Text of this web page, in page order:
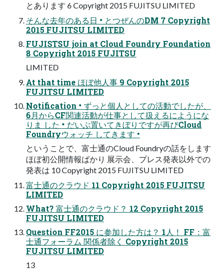
とあります 6 Copyright 2015 FUJITSU LIMITED
そんな去年のある日 • とつぜんのDM 7 Copyright
2015 FUJITSU LIMITED
FUJISTSU join at Cloud Foundry Foundation
8 Copyright 2015 FUJITSU
LIMITED
At that time ほぼ他人事 9 Copyright 2015
FUJITSU LIMITED
Notification • ずっと個人としての活動でしたが、
6月からCF関連活動が仕事として扱えるにようにな
りま した • だいぶ置いてきぼりですが再びCloud
Foundryウォッチ してきます •
ということで、富士通のCloud Foundryの話をします
ほぼ初公開情報ばかり 展示会、プレス発表以外での
発表は 10 Copyright 2015 FUJITSU LIMITED
富士通のクラウド 11 Copyright 2015 FUJITSU
LIMITED
What? 富士通のクラウド？ 12 Copyright 2015
FUJITSU LIMITED
Question FF2015 に参加した方は？ 1人！ FF：富
士通フォーラム 関係者除く Copyright 2015
FUJITSU LIMITED
13